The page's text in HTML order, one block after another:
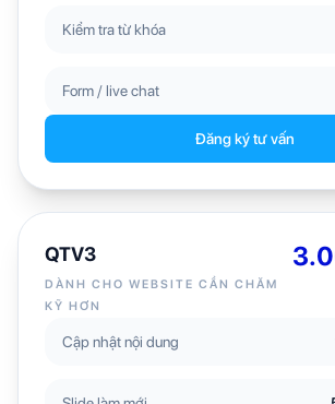
Kiểm tra từ khóa
Form / live chat
Đăng ký tư vấn
QTV3
DÀNH CHO WEBSITE CẦN CHĂM
KỸ HƠN
Cập nhật nội dung